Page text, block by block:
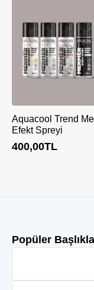
Aquacool Trend
Efekt Spreyi
400,00TL
Popüler